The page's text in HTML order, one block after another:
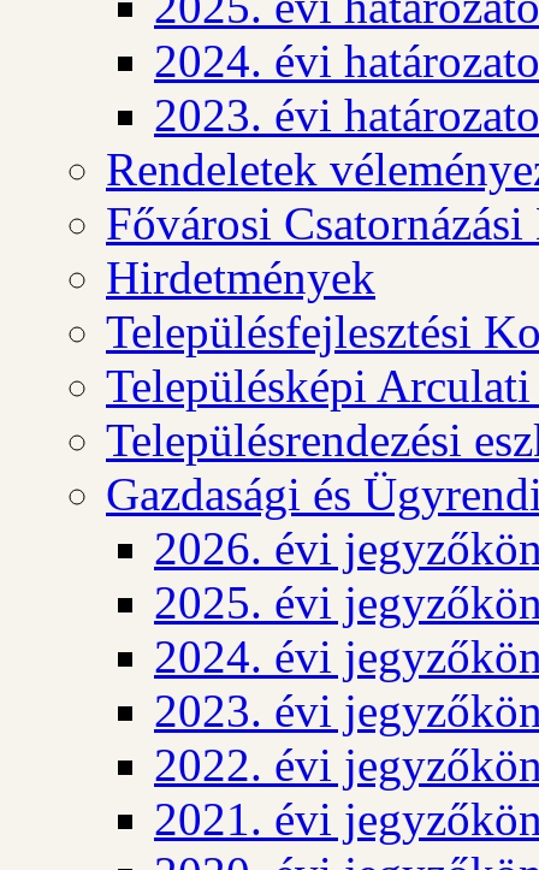
2024. évi
2023. évi
Rendeletek
Fővárosi
Hirdetmények
Településfejlesztési
Településképi
Településrendezési
Gazdasági és
2026. évi
2025. évi
2024. évi
2023. évi
2022. évi
2021. évi